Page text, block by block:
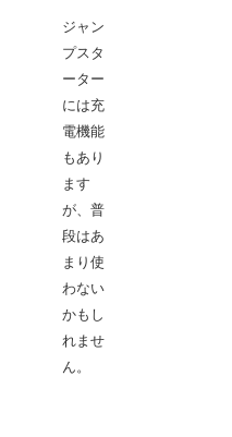
ジャン
プスタ
ーター
には充
電機能
もあり
ます
が、普
段はあ
まり使
わない
かもし
れませ
ん。